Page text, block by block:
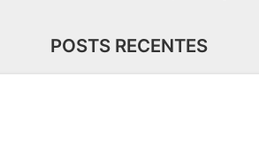
POSTS RECENTES